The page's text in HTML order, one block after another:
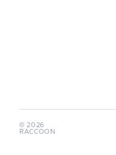
© 2026
RACCOON